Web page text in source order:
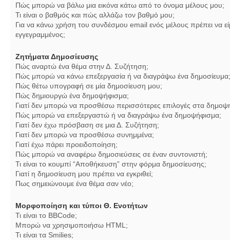
Πώς μπορώ να βάλω μια εικόνα κάτω από το όνομα μέλους μου;
Τι είναι ο βαθμός και πώς αλλάζω τον βαθμό μου;
Για να κάνω χρήση του συνδέσμου email ενός μέλους πρέπει να
εγγεγραμμένος;
Ζητήματα Δημοσίευσης
Πώς αναρτώ ένα θέμα στην Δ. Συζήτηση;
Πώς μπορώ να κάνω επεξεργασία ή να διαγράψω ένα δημοσίευμα;
Πώς θέτω υπογραφή σε μία δημοσίευση μου;
Πώς δημιουργώ ένα δημοψήφισμα;
Γιατί δεν μπορώ να προσθέσω περισσότερες επιλογές στα
Πώς μπορώ να επεξεργαστώ ή να διαγράψω ένα δημοψήφισμα;
Γιατί δεν έχω πρόσβαση σε μια Δ. Συζήτηση;
Γιατί δεν μπορώ να προσθέσω συνημμένα;
Γιατί έχω πάρει προειδοποίηση;
Πώς μπορώ να αναφέρω δημοσιεύσεις σε έναν συντονιστή;
Τι είναι το κουμπί “Αποθήκευση” στην φόρμα δημοσίευσης;
Γιατί η δημοσίευση μου πρέπει να εγκριθεί;
Πως σημειώνουμε ένα θέμα σαν νέο;
Μορφοποίηση και τύποι Θ. Ενοτήτων
Τι είναι το BBCode;
Μπορώ να χρησιμοποιήσω HTML;
Τι είναι τα Smilies;